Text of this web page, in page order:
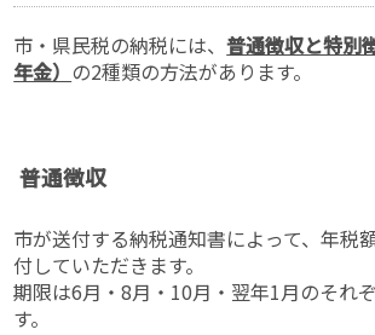
市・県民税の納税には、普通徴収と特別
年金） の2種類の方法があります。
普通徴収
市が送付する納税通知書によって、年税
付していただきます。
期限は6月・8月・10月・翌年1月のそれ
す。